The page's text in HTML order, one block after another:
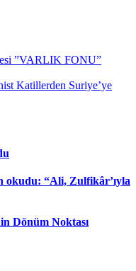
”VARLIK FONU”
Katillerden Suriye’ye
okudu: “Ali, Zulfikâr’ıyla
Dönüm Noktası